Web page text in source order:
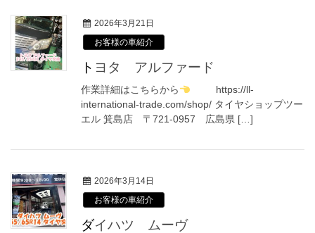
2026年3月21日
お客様の車紹介
トヨタ アルファード
作業詳細はこちらから
https://ll-
international-trade.com/shop/ タイヤショップツー
エル 箕島店 〒721-0957 広島県 […]
2026年3月14日
お客様の車紹介
ダイハツ ムーヴ